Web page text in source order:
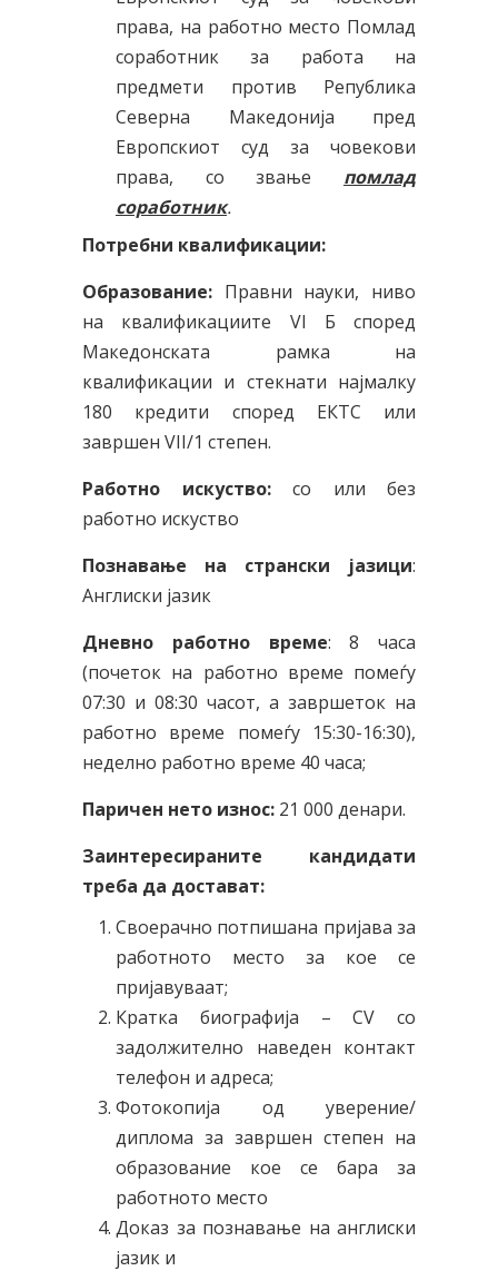
права, на работно место Помлад
соработник за работа на
предмети против Република
Северна Македонија пред
Европскиот суд за човекови
права, со звање
помлад
соработник.
Потребни квалификации:
Образование: Правни науки, ниво
на квалификациите VI Б според
Македонската рамка на
квалификации и стекнати најмалку
180 кредити според ЕКТС или
завршен VII/1 степен.
Работно искуство:со или без
работно искуство
Познавање на странски јазици:
Англиски јазик
Дневно работно време: 8 часа
(почеток на работно време помеѓу
07:30 и 08:30 часот, а завршеток на
работно време помеѓу 15:30-16:30),
неделно работно време 40 часа;
Паричен нето износ: 21 000 денари.
Заинтересираните кандидати
треба да достават:
Своерачно потпишана пријава за
работното место за кое се
пријавуваат;
Кратка биографија – CV со
задолжително наведен контакт
телефон и адреса;
Фотокопија од уверение/
диплома за завршен степен на
образование кое се бара за
работното место
Доказ за познавање на англиски
јазик и